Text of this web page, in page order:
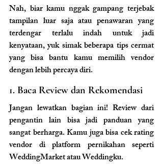
Nah, biar kamu nggak gampang terjebak
tampilan luar saja atau penawaran yang
terdengar terlalu indah untuk jadi
kenyataan, yuk simak beberapa tips cermat
yang bisa bantu kamu memilih vendor
dengan lebih percaya diri.
1. Baca Review dan Rekomendasi
Jangan lewatkan bagian ini! Review dari
pengantin lain bisa jadi panduan yang
sangat berharga. Kamu juga bisa cek rating
vendor di platform pernikahan seperti
WeddingMarket atau Weddingku.